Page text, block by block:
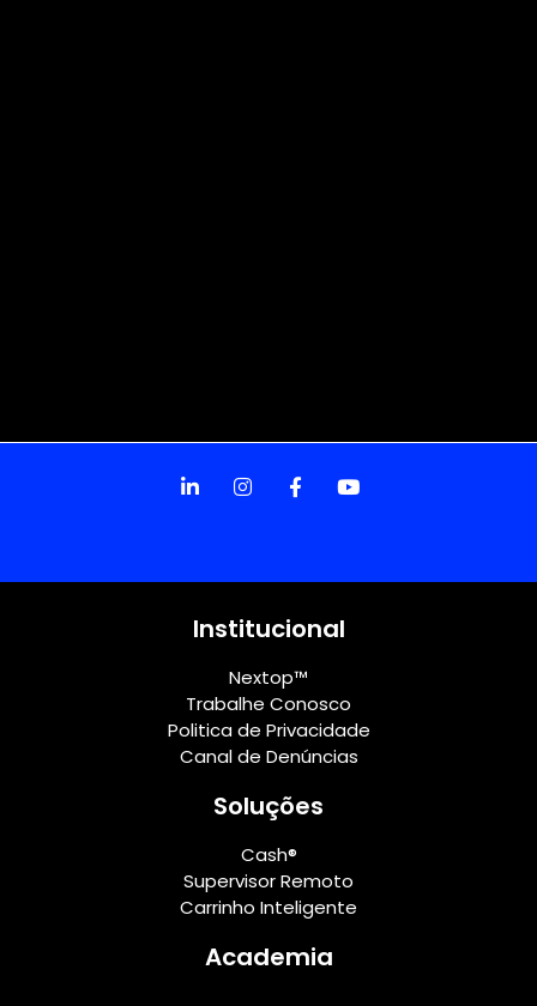
Institucional
Nextop™
Trabalhe Conosco
Politica de Privacidade
Canal de Denúncias
Soluções
Cash®
Supervisor Remoto
Carrinho Inteligente
Academia